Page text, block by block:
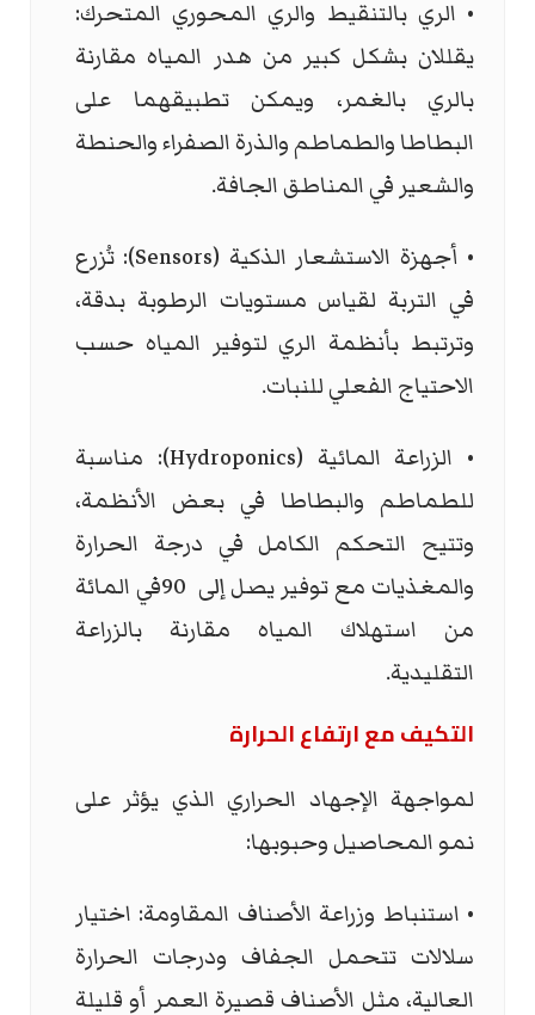
• الري بالتنقيط والري المحوري المتحرك:
يقللان بشكل كبير من هدر المياه مقارنة
بالري بالغمر، ويمكن تطبيقهما على
البطاطا والطماطم والذرة الصفراء والحنطة
والشعير في المناطق الجافة.
• أجهزة الاستشعار الذكية (Sensors): تُزرع
في التربة لقياس مستويات الرطوبة بدقة،
وترتبط بأنظمة الري لتوفير المياه حسب
الاحتياج الفعلي للنبات.
• الزراعة المائية (Hydroponics): مناسبة
للطماطم والبطاطا في بعض الأنظمة،
وتتيح التحكم الكامل في درجة الحرارة
والمغذيات مع توفير يصل إلى 90في المائة
من استهلاك المياه مقارنة بالزراعة
التقليدية.
التكيف مع ارتفاع الحرارة
لمواجهة الإجهاد الحراري الذي يؤثر على
نمو المحاصيل وحبوبها:
• استنباط وزراعة الأصناف المقاومة: اختيار
سلالات تتحمل الجفاف ودرجات الحرارة
العالية، مثل الأصناف قصيرة العمر أو قليلة